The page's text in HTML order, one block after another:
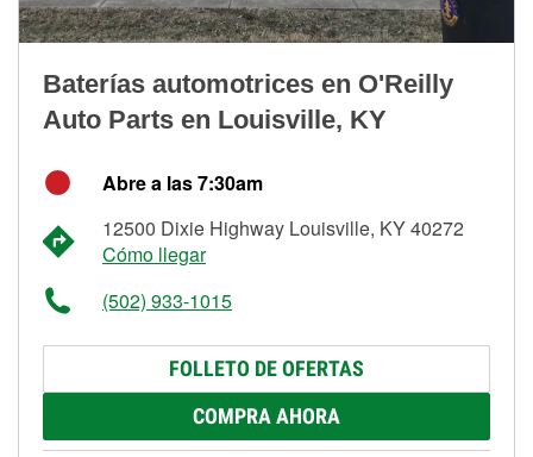
Baterías automotrices en O'Reilly
Auto Parts en Louisville, KY
Abre a las 7:30am
12500 Dixie Highway Louisville, KY 40272
Cómo llegar
(502) 933-1015
FOLLETO DE OFERTAS
COMPRA AHORA